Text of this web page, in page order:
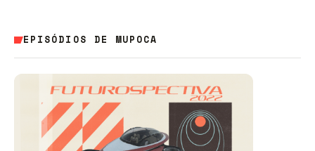
EPISÓDIOS DE MUPOCA